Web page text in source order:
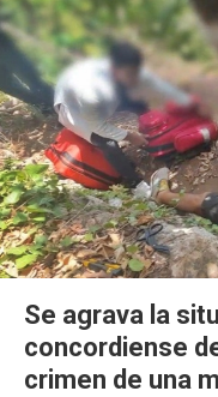
Se agrava la
concordiense
crimen de una